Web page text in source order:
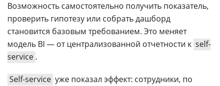
Возможность самостоятельно получить показатель,
проверить гипотезу или собрать дашборд
становится базовым требованием. Это меняет
модель BI — от централизованной отчетности к self-
service .
Self-service уже показал эффект: сотрудники, по